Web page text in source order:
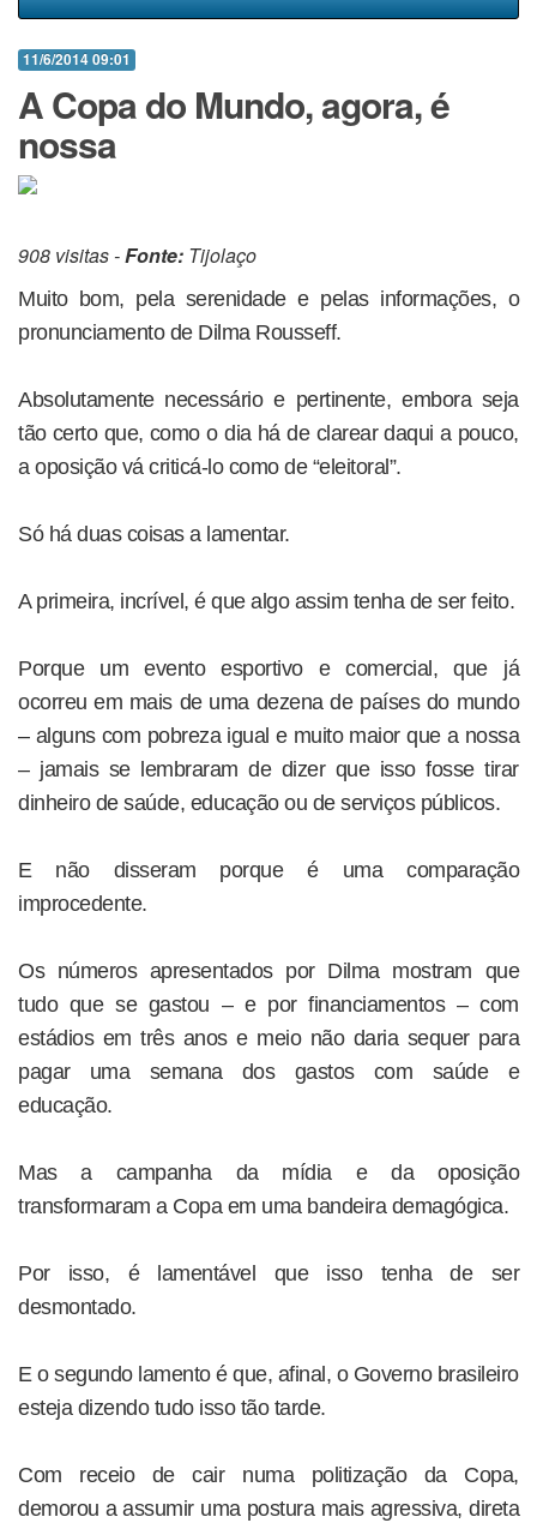
11/6/2014 09:01
A Copa do Mundo, agora, é
nossa
908 visitas -Fonte: Tijolaço
Muito bom, pela serenidade e pelas informações, o
pronunciamento de Dilma Rousseff.
Absolutamente necessário e pertinente, embora seja
tão certo que, como o dia há de clarear daqui a pouco,
a oposição vá criticá-lo como de “eleitoral”.
Só há duas coisas a lamentar.
A primeira, incrível, é que algo assim tenha de ser feito.
Porque um evento esportivo e comercial, que já
ocorreu em mais de uma dezena de países do mundo
– alguns com pobreza igual e muito maior que a nossa
– jamais se lembraram de dizer que isso fosse tirar
dinheiro de saúde, educação ou de serviços públicos.
E não disseram porque é uma comparação
improcedente.
Os números apresentados por Dilma mostram que
tudo que se gastou – e por financiamentos – com
estádios em três anos e meio não daria sequer para
pagar uma semana dos gastos com saúde e
educação.
Mas a campanha da mídia e da oposição
transformaram a Copa em uma bandeira demagógica.
Por isso, é lamentável que isso tenha de ser
desmontado.
E o segundo lamento é que, afinal, o Governo brasileiro
esteja dizendo tudo isso tão tarde.
Com receio de cair numa politização da Copa,
demorou a assumir uma postura mais agressiva, direta